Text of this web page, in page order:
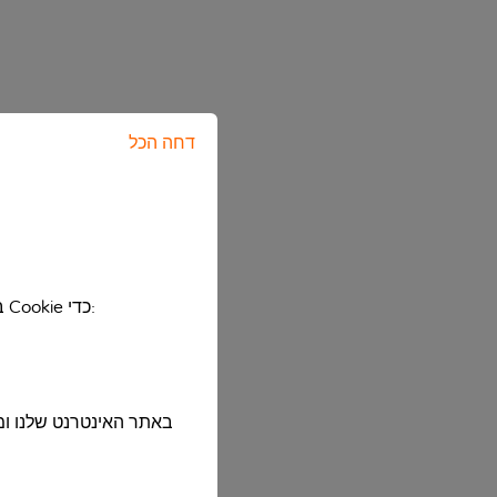
דחה הכל
בהסכמתכם, שאותה תוכלו לבטל או לשנות בכל עת, אנו משתמשים בטכנולוגיה עם וללא קובצי Cookie כדי: